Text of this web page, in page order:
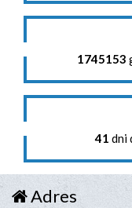
1745153
41 dni
Adres